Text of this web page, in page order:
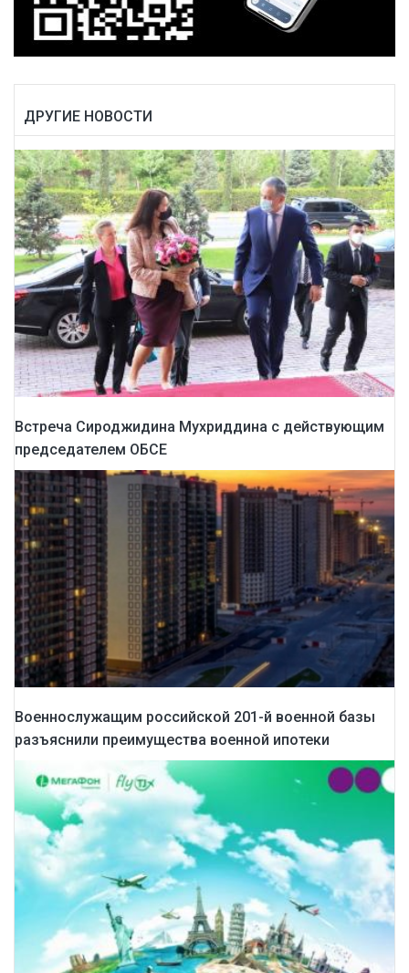
ДРУГИЕ НОВОСТИ
Встреча Сироджидина Мухриддина с действующим
председателем ОБСЕ
Военнослужащим российской 201-й военной базы
разъяснили преимущества военной ипотеки